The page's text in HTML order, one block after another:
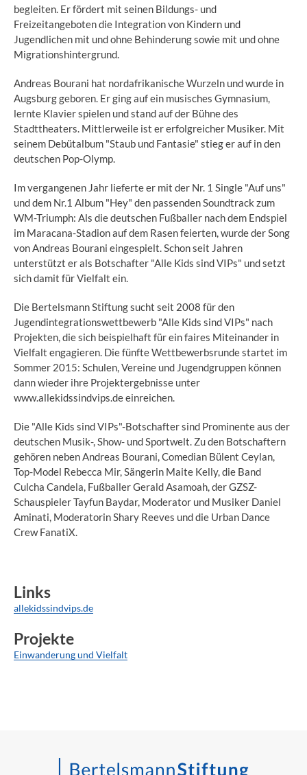
begleiten. Er fördert mit seinen Bildungs- und
Freizeitangeboten die Integration von Kindern und
Jugendlichen mit und ohne Behinderung sowie mit und ohne
Migrationshintergrund.
Andreas Bourani hat nordafrikanische Wurzeln und wurde in
Augsburg geboren. Er ging auf ein musisches Gymnasium,
lernte Klavier spielen und stand auf der Bühne des
Stadttheaters. Mittlerweile ist er erfolgreicher Musiker. Mit
seinem Debütalbum "Staub und Fantasie" stieg er auf in den
deutschen Pop-Olymp.
Im vergangenen Jahr lieferte er mit der Nr. 1 Single "Auf uns"
und dem Nr.1 Album "Hey" den passenden Soundtrack zum
WM-Triumph: Als die deutschen Fußballer nach dem Endspiel
im Maracana-Stadion auf dem Rasen feierten, wurde der Song
von Andreas Bourani eingespielt. Schon seit Jahren
unterstützt er als Botschafter "Alle Kids sind VIPs" und setzt
sich damit für Vielfalt ein.
Die Bertelsmann Stiftung sucht seit 2008 für den
Jugendintegrationswettbewerb "Alle Kids sind VIPs" nach
Projekten, die sich beispielhaft für ein faires Miteinander in
Vielfalt engagieren. Die fünfte Wettbewerbsrunde startet im
Sommer 2015: Schulen, Vereine und Jugendgruppen können
dann wieder ihre Projektergebnisse unter
www.allekidssindvips.deeinreichen.
Die "Alle Kids sind VIPs"-Botschafter sind Prominente aus der
deutschen Musik-, Show- und Sportwelt. Zu den Botschaftern
gehören neben Andreas Bourani, Comedian Bülent Ceylan,
Top-Model Rebecca Mir, Sängerin Maite Kelly, die Band
Culcha Candela, Fußballer Gerald Asamoah, der GZSZ-
Schauspieler Tayfun Baydar, Moderator und Musiker Daniel
Aminati, Moderatorin Shary Reeves und die Urban Dance
Crew FanatiX.
Links
allekidssindvips.de
Projekte
Einwanderung und Vielfalt